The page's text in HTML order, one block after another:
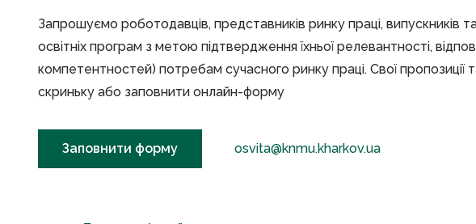
Запрошуємо роботодавців, представників ринку праці, випускників
освітніх програм з метою підтвердження їхньої релевантності,
компетентностей) потребам сучасного ринку праці. Свої
скриньку або заповнити онлайн-форму
Заповнити форму osvita@knmu.kharkov.ua